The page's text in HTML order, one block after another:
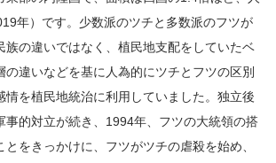
年）です。少数派のツチと多数派のフツが
族の違いではなく、植民地支配をしていたベ
の違いなどを基に人為的にツチとフツの区別
情を植民地統治に利用していました。独立後
事的対立が続き、1994年、フツの大統領の搭
をきっかけに、フツがツチの虐殺を始め、